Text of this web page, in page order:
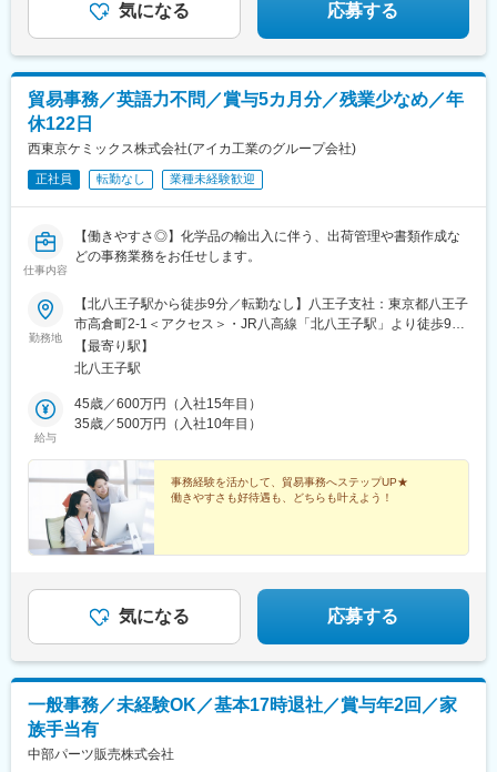
気になる 応募する
貿易事務／英語力不問／賞与5カ月分／残業少なめ／年
休122日
西東京ケミックス株式会社(アイカ工業のグループ会社)
正社員 転勤なし 業種未経験歓迎
仕事内容
【働きやすさ◎】化学品の輸出入に伴う、出荷管理や書類作成な
どの事務業務をお任せします。
勤務地
【北八王子駅から徒歩9分／転勤なし】八王子支社：東京都八王子
市高倉町2-1＜アクセス＞・JR八高線「北八王子駅」より徒歩9
分・JR中央線「八王子駅」「日野駅」よりバス10分※受動喫煙対
策あり
【最寄り駅】
北八王子駅
給与
45歳／600万円（入社15年目）
35歳／500万円（入社10年目）
事務経験を活かして、貿易事務へステップUP★
働きやすさも好待遇も、どちらも叶えよう！
気になる 応募する
一般事務／未経験OK／基本17時退社／賞与年2回／家
族手当有
中部パーツ販売株式会社